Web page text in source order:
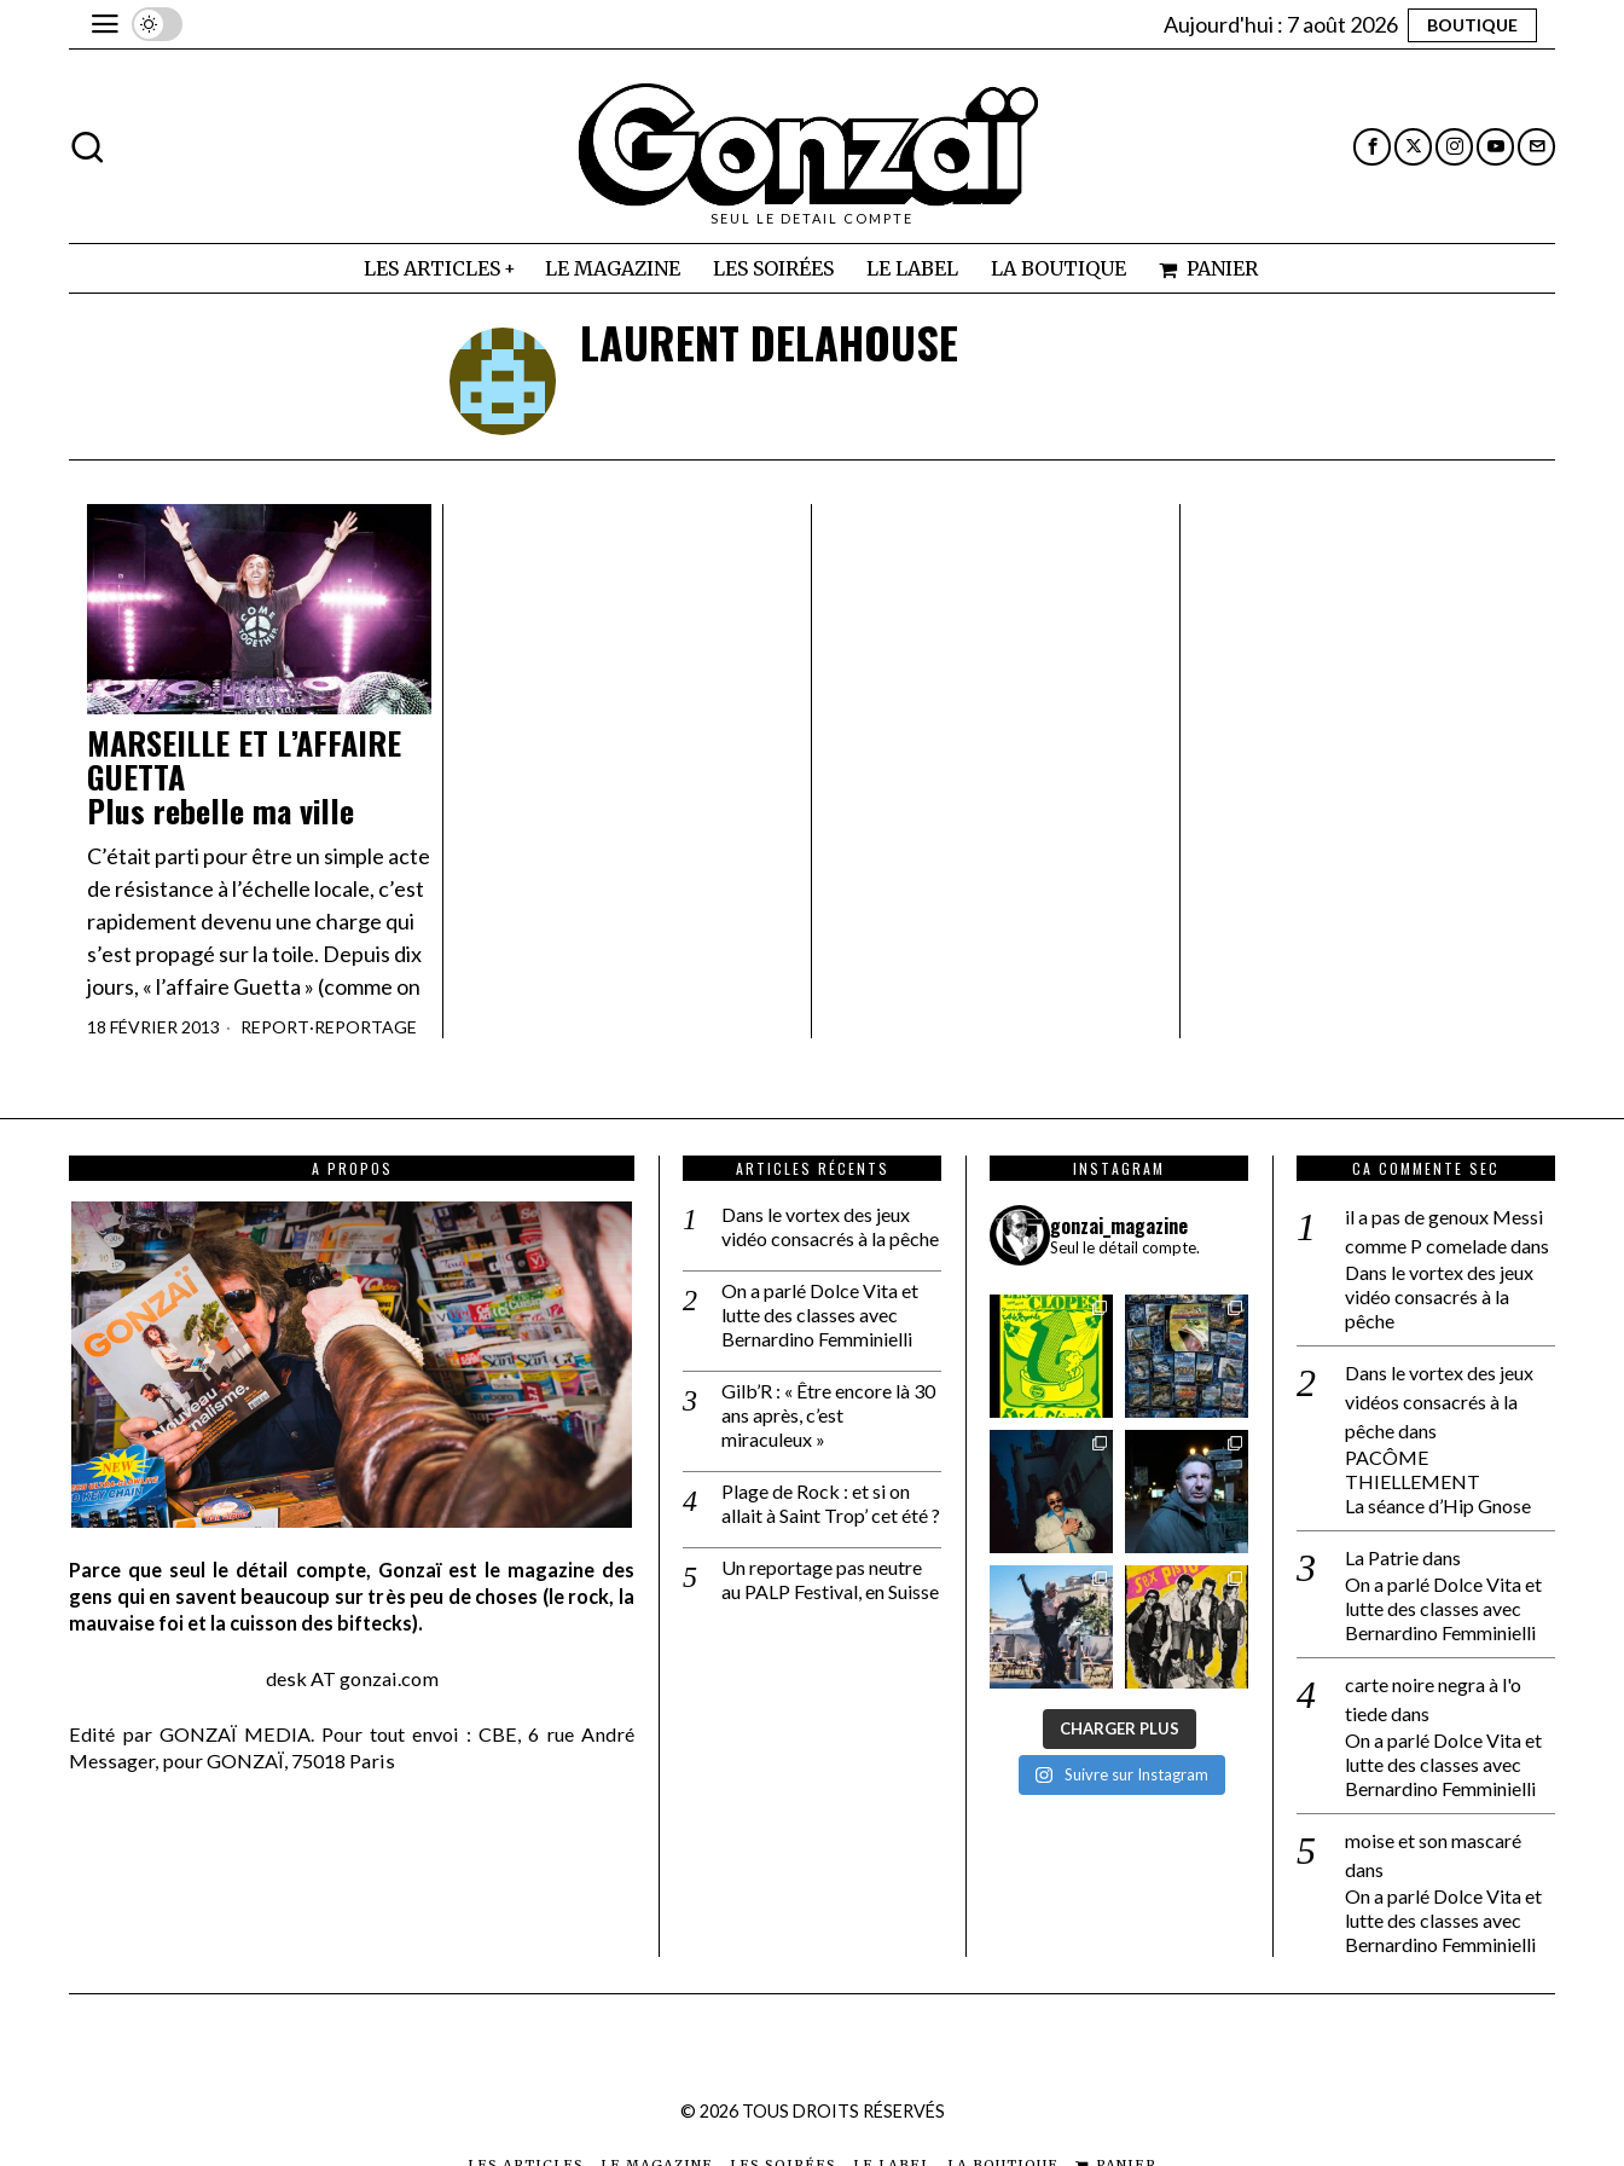
Aujourd'hui : 7 août 2026 BOUTIQUE
SEUL LE DETAIL COMPTE
LES ARTICLES LE MAGAZINE LES SOIRÉES LE LABEL LA BOUTIQUE PANIER
LAURENT DELAHOUSE
MARSEILLE ET L’AFFAIRE
GUETTA
Plus rebelle ma ville
C’était parti pour être un simple acte
de résistance à l’échelle locale, c’est
rapidement devenu une charge qui
s’est propagé sur la toile. Depuis dix
jours, « l’affaire Guetta » (comme on
18 FÉVRIER 2013 REPORT·REPORTAGE
A PROPOS
Parce que seul le détail compte, Gonzaï est le magazine des
gens qui en savent beaucoup sur très peu de choses (le rock, la
mauvaise foi et la cuisson des biftecks).
desk AT gonzai.com
Edité par GONZAÏ MEDIA. Pour tout envoi : CBE, 6 rue André
Messager, pour GONZAÏ, 75018 Paris
ARTICLES RÉCENTS
Dans le vortex des jeux
vidéo consacrés à la pêche
On a parlé Dolce Vita et
lutte des classes avec
Bernardino Femminielli
Gilb’R : « Être encore là 30
ans après, c’est
miraculeux »
Plage de Rock : et si on
allait à Saint Trop’ cet été ?
Un reportage pas neutre
au PALP Festival, en Suisse
INSTAGRAM
gonzai_magazine
Seul le détail compte.
CHARGER PLUS
Suivre sur Instagram
CA COMMENTE SEC
il a pas de genoux Messi
comme P comeladedans
Dans le vortex des jeux
vidéo consacrés à la
pêche
Dans le vortex des jeux
vidéos consacrés à la
pêchedans
PACÔME
THIELLEMENT
La séance d’Hip Gnose
La Patriedans
On a parlé Dolce Vita et
lutte des classes avec
Bernardino Femminielli
carte noire negra à l'o
tiededans
On a parlé Dolce Vita et
lutte des classes avec
Bernardino Femminielli
moise et son mascaré
dans
On a parlé Dolce Vita et
lutte des classes avec
Bernardino Femminielli
© 2026TOUS DROITS RÉSERVÉS